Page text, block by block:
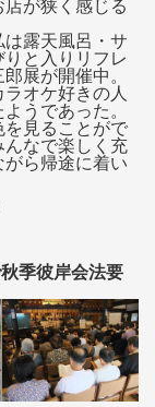
が狭く感じる
露天風呂・サ
と入りリフレ
展が開催中。
オケ好きの人
うであった。
見ることがで
んなで楽しく充
ら帰途に着い
季彼岸会法要